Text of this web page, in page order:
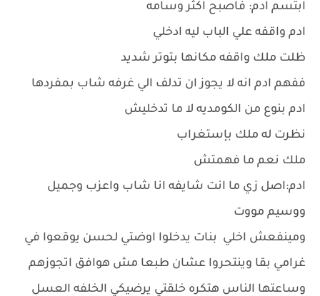
ابتسم ادم: فاصبح اكثر وسامه
ادم واقفه علي الباب ليه ادخلي
ظلت ملك واقفه مكانها بتوتر شديد
ففهم ادم انه لا يجوز ان تدلف الي غرفه شاب بمفردها
ادم بنوع من الكومديه لا ما تدخليش
نظرت له ملك بإستغراب
ملك نعم ما فهمتش
ادم:اصل زي ما انت شايفه انا شاب واعزب وجميل
ووسيم مووت
ومينفعش اخلي بنات يدخلوا اوضتي لحسن يوقعوا في
غرامي بقا وينتحروا عشان طبعا مش هوافق اتجوزهم
وساعتها الناس هتكره خلقتي يرضيكي الخلفه العسل